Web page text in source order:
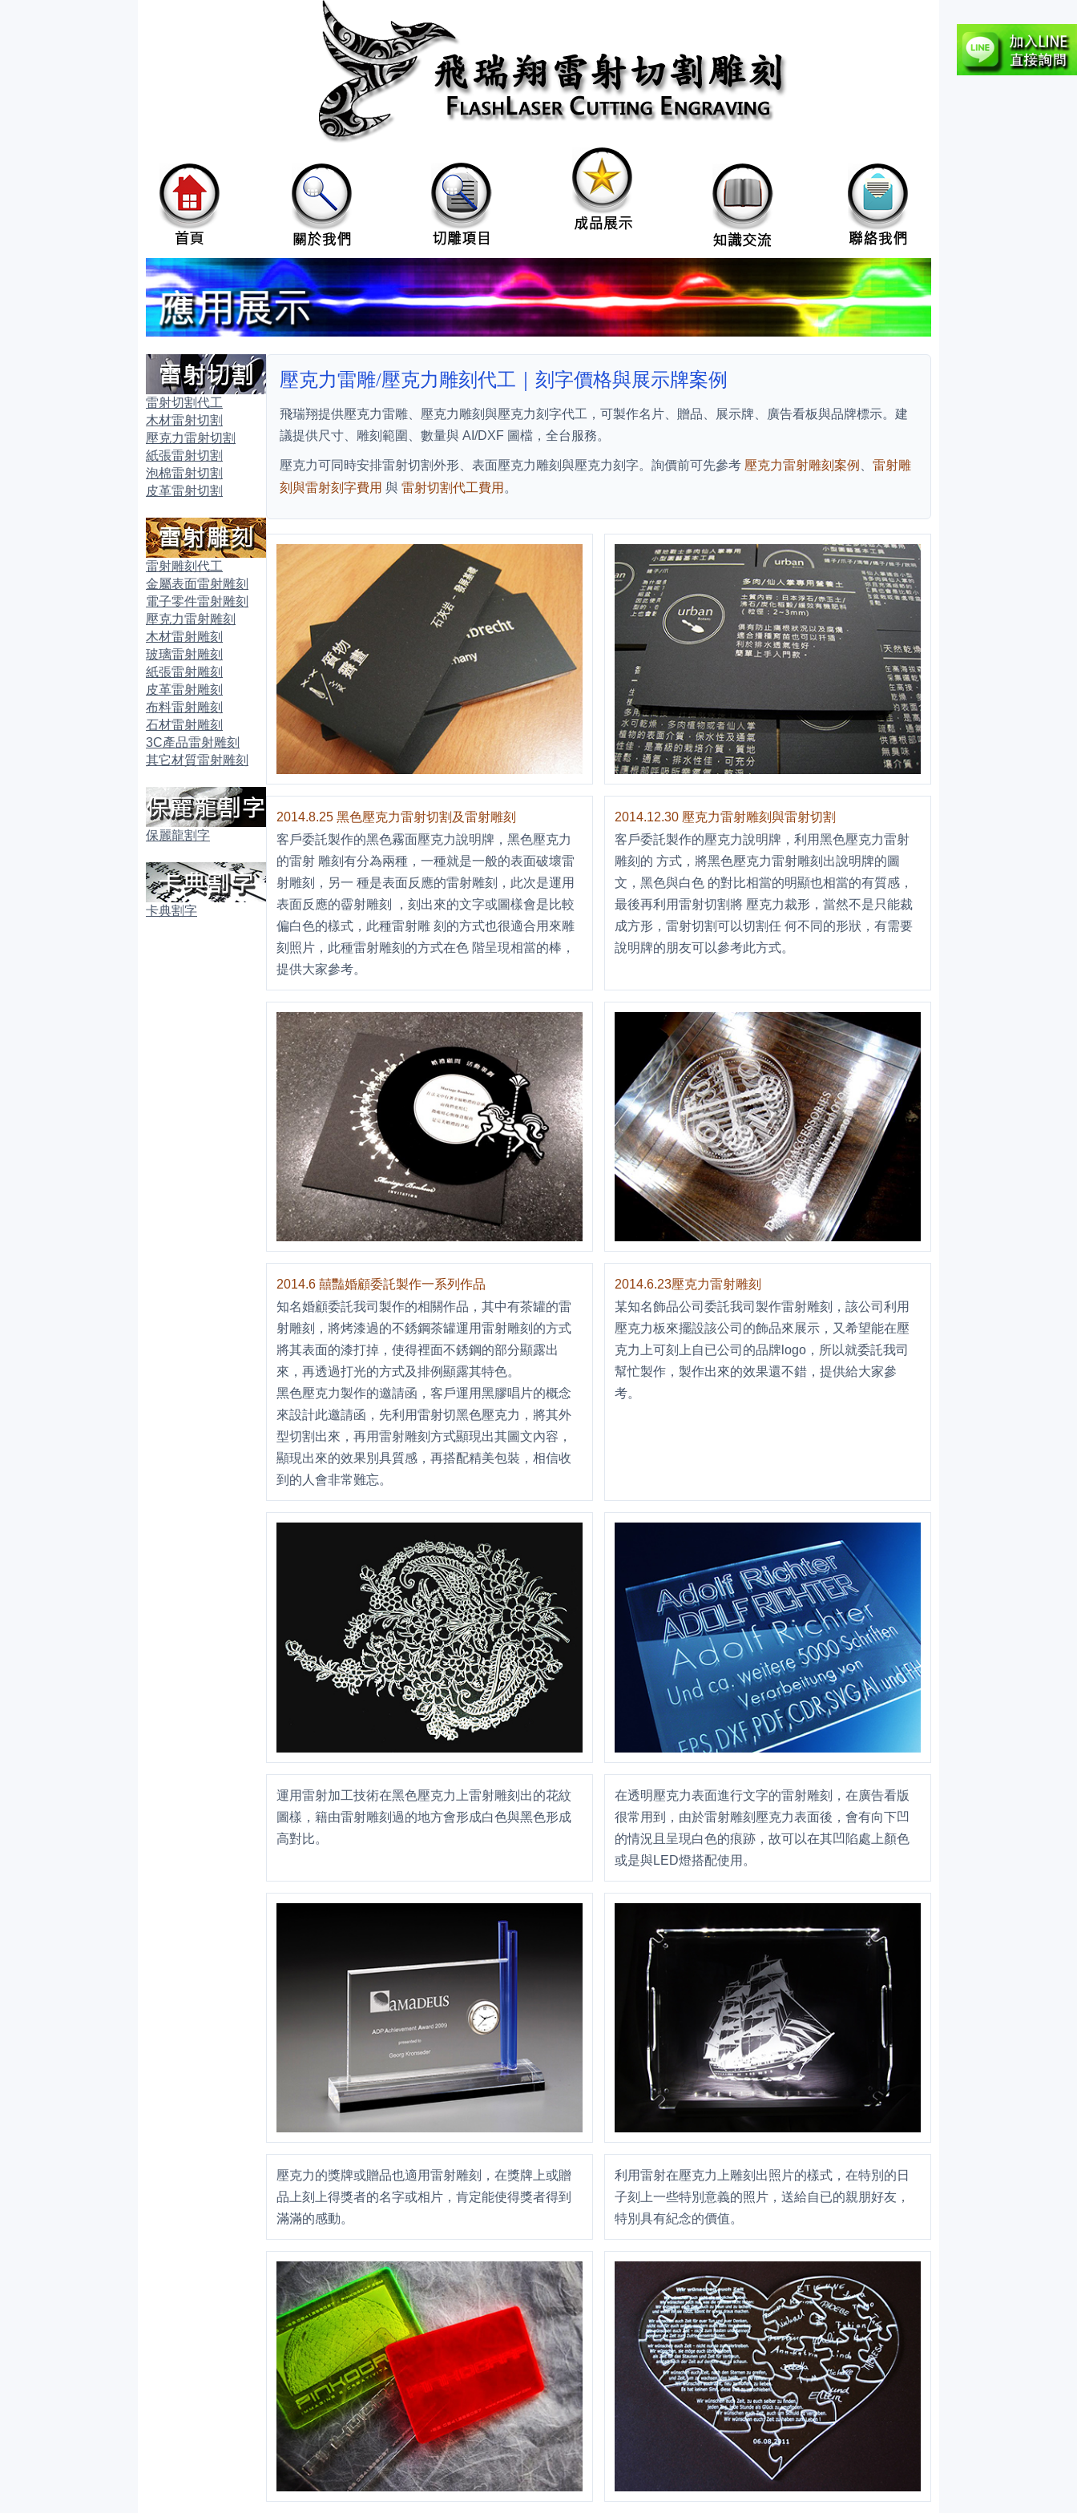
雷射切割代工
木材雷射切割
壓克力雷射切割
紙張雷射切割
泡棉雷射切割
皮革雷射切割
雷射雕刻代工
金屬表面雷射雕刻
電子零件雷射雕刻
壓克力雷射雕刻
木材雷射雕刻
玻璃雷射雕刻
紙張雷射雕刻
皮革雷射雕刻
布料雷射雕刻
石材雷射雕刻
3C產品雷射雕刻
其它材質雷射雕刻
保麗龍割字
卡典割字
壓克力雷雕/壓克力雕刻代工｜刻字價格與展示牌案例
飛瑞翔提供壓克力雷雕、壓克力雕刻與壓克力刻字代工，可製作名片、贈品、展示牌、廣告看板與品牌標示。建
議提供尺寸、雕刻範圍、數量與 AI/DXF 圖檔，全台服務。
壓克力可同時安排雷射切割外形、表面壓克力雕刻與壓克力刻字。詢價前可先參考 壓克力雷射雕刻案例
雷射雕
刻與雷射刻字費用 與 雷射切割代工費用 。
2014.8.25 黑色壓克力雷射切割及雷射雕刻
客戶委託製作的黑色霧面壓克力說明牌，黑色壓克力
的雷射 雕刻有分為兩種，一種就是一般的表面破壞雷
射雕刻，另一 種是表面反應的雷射雕刻，此次是運用
表面反應的霤射雕刻 ，刻出來的文字或圖樣會是比較
偏白色的樣式，此種雷射雕 刻的方式也很適合用來雕
刻照片，此種雷射雕刻的方式在色 階呈現相當的棒，
提供大家參考。
2014.12.30 壓克力雷射雕刻與雷射切割
客戶委託製作的壓克力說明牌，利用黑色壓克力雷射
雕刻的 方式，將黑色壓克力雷射雕刻出說明牌的圖
文，黑色與白色 的對比相當的明顯也相當的有質感，
最後再利用雷射切割將 壓克力裁形，當然不是只能裁
成方形，雷射切割可以切割任 何不同的形狀，有需要
說明牌的朋友可以參考此方式。
2014.6 囍豔婚顧委託製作一系列作品
知名婚顧委託我司製作的相關作品，其中有茶罐的雷
射雕刻，將烤漆過的不銹鋼茶罐運用雷射雕刻的方式
將其表面的漆打掉，使得裡面不銹鋼的部分顯露出
來，再透過打光的方式及排例顯露其特色。
黑色壓克力製作的邀請函，客戶運用黑膠唱片的概念
來設計此邀請函，先利用雷射切黑色壓克力，將其外
型切割出來，再用雷射雕刻方式顯現出其圖文內容，
顯現出來的效果別具質感，再搭配精美包裝，相信收
到的人會非常難忘。
2014.6.23壓克力雷射雕刻
某知名飾品公司委託我司製作雷射雕刻，該公司利用
壓克力板來擺設該公司的飾品來展示，又希望能在壓
克力上可刻上自已公司的品牌logo，所以就委託我司
幫忙製作，製作出來的效果還不錯，提供給大家參
考。
運用雷射加工技術在黑色壓克力上雷射雕刻出的花紋
圖樣，籍由雷射雕刻過的地方會形成白色與黑色形成
高對比。
在透明壓克力表面進行文字的雷射雕刻，在廣告看版
很常用到，由於雷射雕刻壓克力表面後，會有向下凹
的情況且呈現白色的痕跡，故可以在其凹陷處上顏色
或是與LED燈搭配使用。
壓克力的獎牌或贈品也適用雷射雕刻，在獎牌上或贈
品上刻上得獎者的名字或相片，肯定能使得獎者得到
滿滿的感動。
利用雷射在壓克力上雕刻出照片的樣式，在特別的日
子刻上一些特別意義的照片，送給自已的親朋好友，
特別具有紀念的價值。